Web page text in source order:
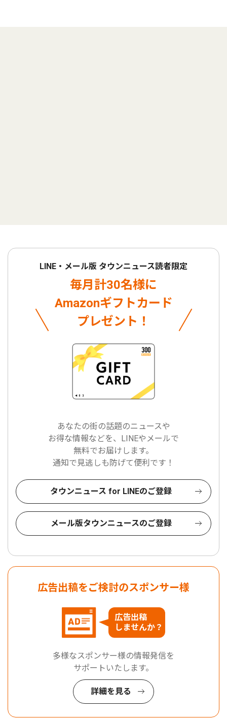
LINE・メール版 タウンニュース読者限定
毎月計30名様に
Amazonギフトカード
プレゼント！
あなたの街の話題のニュースや
お得な情報などを、LINEやメールで
無料でお届けします。
通知で見逃しも防げて便利です！
タウンニュース for LINEのご登録
メール版タウンニュースのご登録
広告出稿をご検討のスポンサー様
広告出稿
しませんか？
多様なスポンサー様の情報発信を
サポートいたします。
詳細を見る